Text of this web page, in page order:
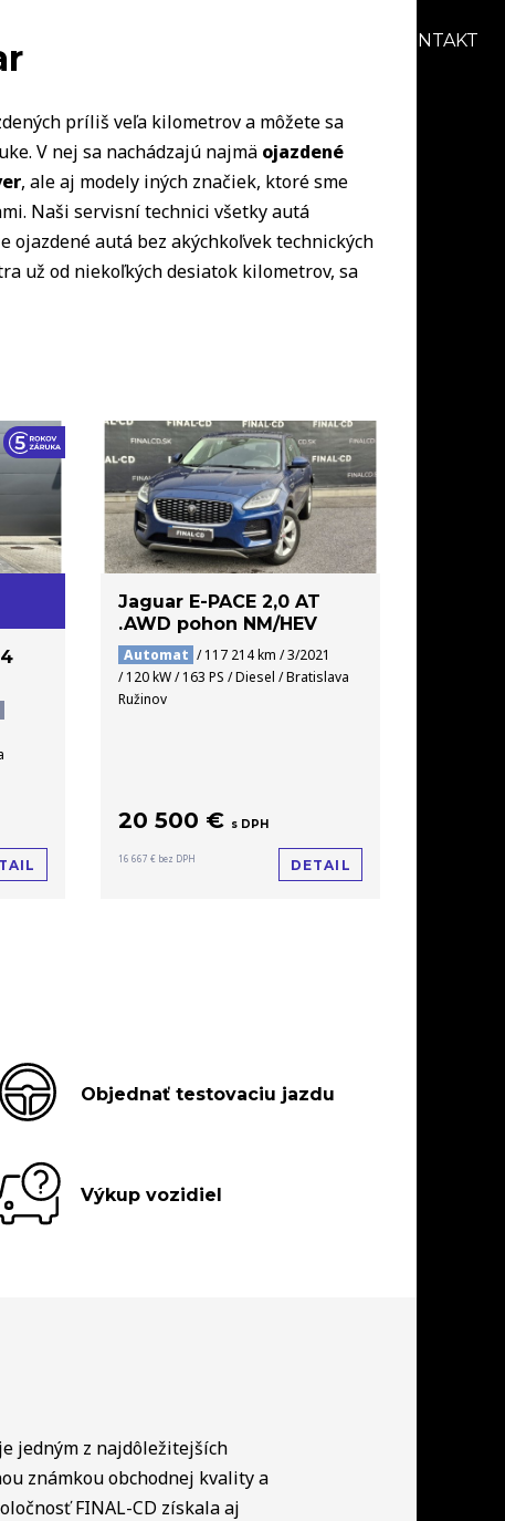
KONTAKT
príliš veľa kilometrov a môžete sa
V nej sa nachádzajú najmä ojazdené
, ale aj modely iných značiek, ktoré sme
Naši servisní technici všetky autá
autá bez akýchkoľvek technických
už od niekoľkých desiatok kilometrov, sa
Jaguar E-PACE 2,0 AT
.AWD pohon NM/HEV
Automat / 117 214 km / 3/2021
/ 120 kW / 163 PS / Diesel / Bratislava
Ružinov
20 500 € s DPH
16 667 € bez DPH DETAIL
Objednať testovaciu jazdu
Výkup vozidiel
jedným z najdôležitejších
známkou obchodnej kvality a
FINAL-CD získala aj